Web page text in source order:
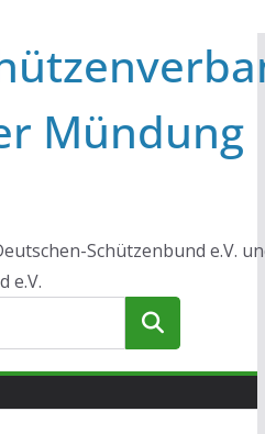
Mündung
Schützenbund e.V.
e.V.